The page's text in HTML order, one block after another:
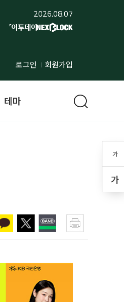
2026.08.07
로그인 회원가입
가
가
테마